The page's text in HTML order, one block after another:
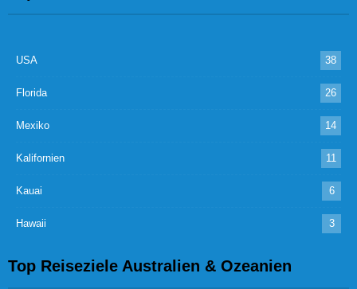
USA 38
Florida 26
Mexiko 14
Kalifornien 11
Kauai 6
Hawaii 3
Top Reiseziele Australien & Ozeanien